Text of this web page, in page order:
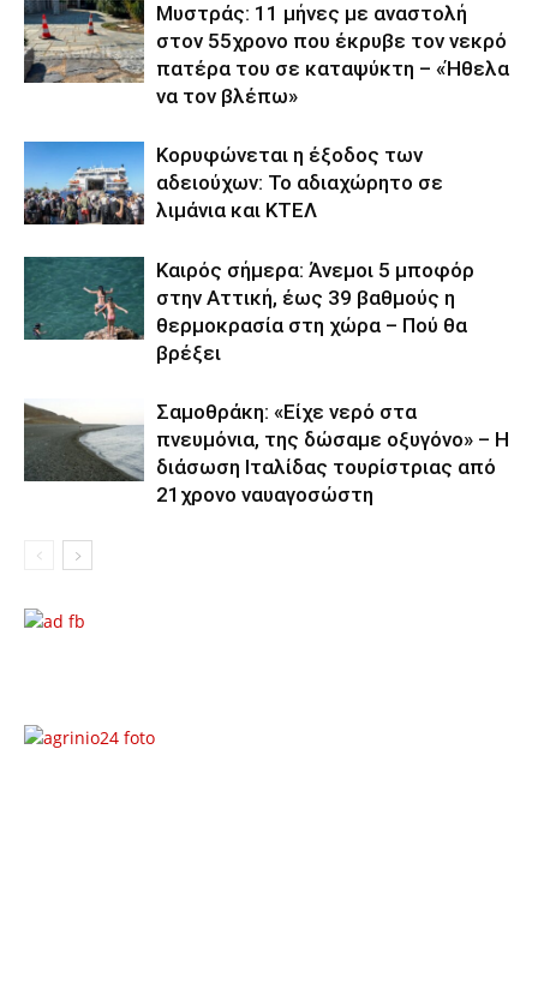
Μυστράς: 11 μήνες με αναστολή
στον 55χρονο που έκρυβε τον νεκρό
πατέρα του σε καταψύκτη – «Ήθελα
να τον βλέπω»
Κορυφώνεται η έξοδος των
αδειούχων: Το αδιαχώρητο σε
λιμάνια και ΚΤΕΛ
Καιρός σήμερα: Άνεμοι 5 μποφόρ
στην Αττική, έως 39 βαθμούς η
θερμοκρασία στη χώρα – Πού θα
βρέξει
Σαμοθράκη: «Είχε νερό στα
πνευμόνια, της δώσαμε οξυγόνο» – Η
διάσωση Ιταλίδας τουρίστριας από
21χρονο ναυαγοσώστη